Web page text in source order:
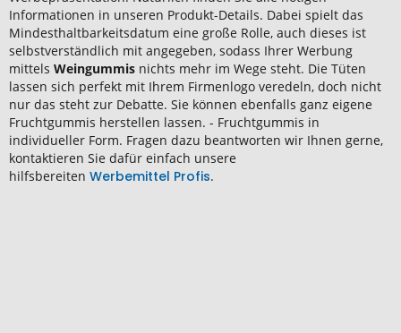
Informationen in unseren Produkt-Details. Dabei spielt das
Mindesthaltbarkeitsdatum eine große Rolle, auch dieses ist
selbstverständlich mit angegeben, sodass Ihrer Werbung
mittels Weingummis nichts mehr im Wege steht. Die Tüten
lassen sich perfekt mit Ihrem Firmenlogo veredeln, doch nicht
nur das steht zur Debatte. Sie können ebenfalls ganz eigene
Fruchtgummis herstellen lassen. - Fruchtgummis in
individueller Form. Fragen dazu beantworten wir Ihnen gerne,
kontaktieren Sie dafür einfach unsere
hilfsbereiten Werbemittel Profis.